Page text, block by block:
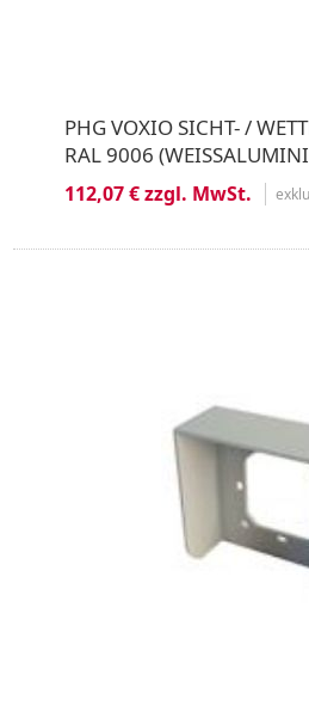
PHG VOXIO SICHT- /
RAL 9006
112,07 € zzgl. MwSt.